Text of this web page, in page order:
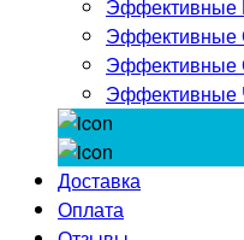
Эффективные
Эффективные
Эффективные
Эффективные
Доставка
Оплата